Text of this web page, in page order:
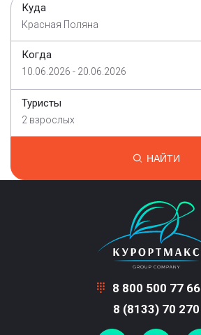
Куда
Красная Поляна
Когда
10.06.2026 - 20.06.2026
Туристы
2 взрослых
НАЙТИ
8 800 500 77 66
8 (8133) 70 270